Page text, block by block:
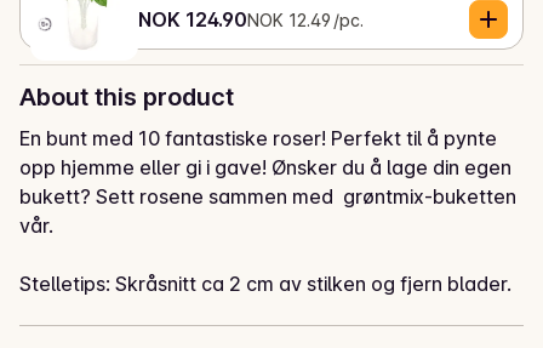
NOK 124.90
Current price is: NOK 124.90
NOK 12.49 /pc.
Unit price: NOK 12.49 /pc.
About this product
En bunt med 10 fantastiske roser! Perfekt til å pynte
opp hjemme eller gi i gave! Ønsker du å lage din egen
bukett? Sett rosene sammen med  grøntmix-buketten
vår.
Stelletips: Skråsnitt ca 2 cm av stilken og fjern blader.